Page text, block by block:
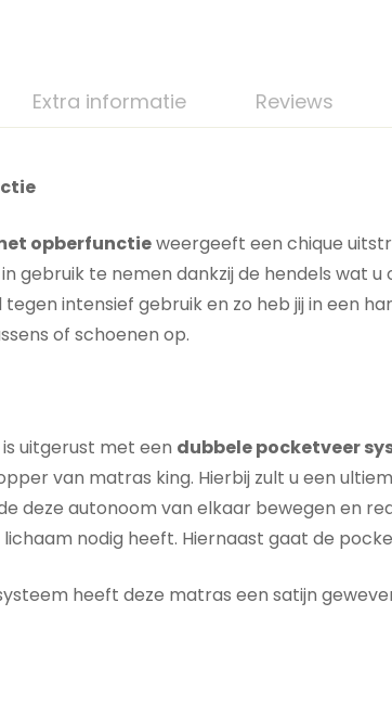
Extra informatie Reviews
opberfunctieweergeeft een chique
gebruik te nemen dankzij de hendels
intensief gebruik en zo heb jij in een
of schoenen op.
uitgerust met een dubbele pocketveer
van matras king. Hierbij zult u een
deze autonoom van elkaar bewegen en
nodig heeft. Hiernaast gaat de
heeft deze matras een satijn